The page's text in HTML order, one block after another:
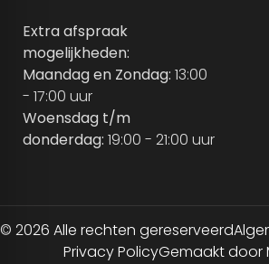
Extra afspraak
mogelijkheden:
Maandag en Zondag: 13:00
- 17:00 uur
Woensdag t/m
donderdag: 19:00 - 21:00 uur
© 2026 Alle rechten gereserveerd
Privacy PolicyGemaakt door